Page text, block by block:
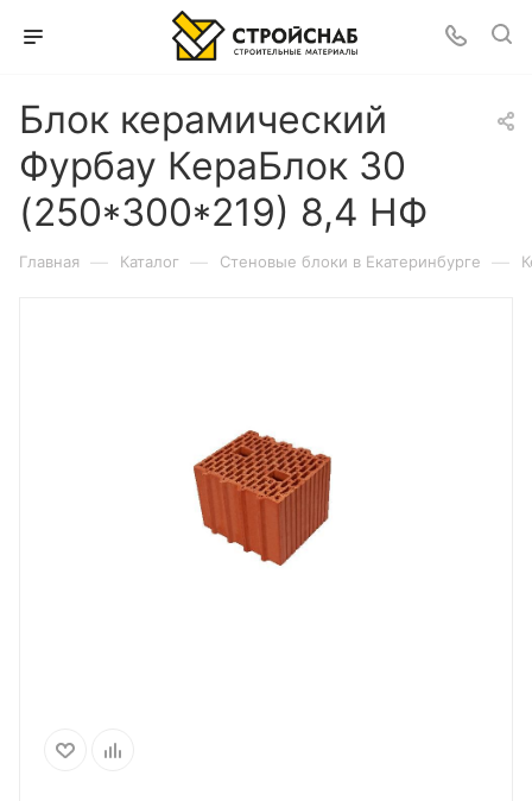
Блок керамический
Фурбау КераБлок 30
(250*300*219) 8,4 НФ
Главная — Каталог — Cтеновые блоки в Екатеринбурге —